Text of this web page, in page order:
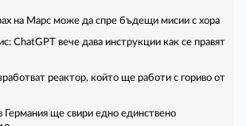
на Марс може да спре бъдещи мисии с хора
ChatGPT вече дава инструкции как се правят
реактор, който ще работи с гориво от
Германия ще свири едно единствено